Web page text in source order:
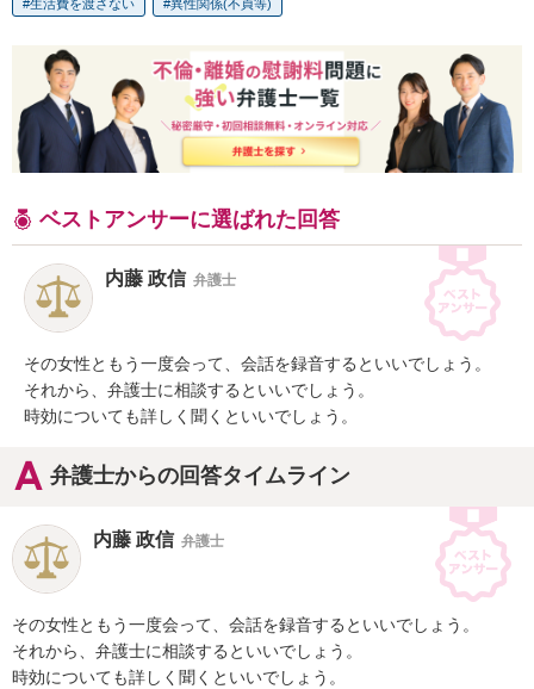
生活費を渡さない 異性関係(不貞等)
ベストアンサーに選ばれた回答
内藤 政信 弁護士
その女性ともう一度会って、会話を録音するといいでしょう。
それから、弁護士に相談するといいでしょう。
時効についても詳しく聞くといいでしょう。
弁護士からの回答タイムライン
内藤 政信 弁護士
その女性ともう一度会って、会話を録音するといいでしょう。
それから、弁護士に相談するといいでしょう。
時効についても詳しく聞くといいでしょう。